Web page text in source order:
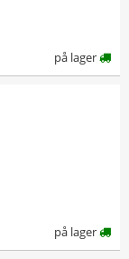
på lager
på lager